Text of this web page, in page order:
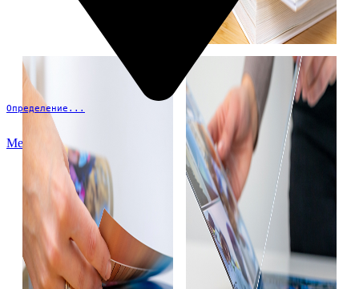
Определение...
Меню